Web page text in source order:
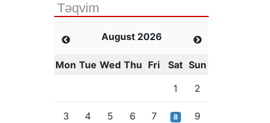
Təqvim
August 2026
Mon Tue Wed Thu Fri Sat Sun
1
2
3 4 5 6 7 8 9